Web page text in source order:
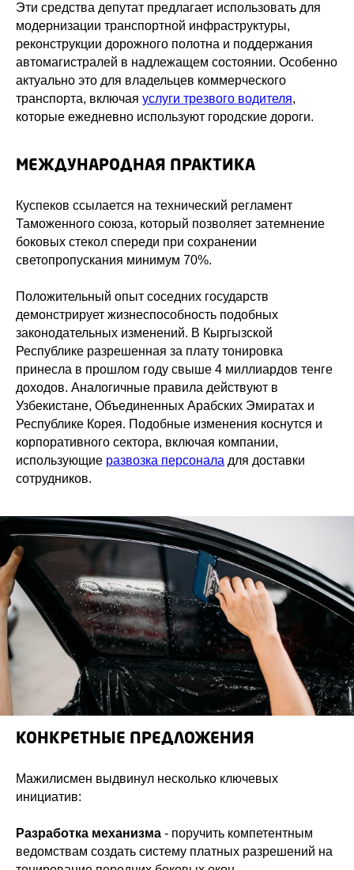
Эти средства депутат предлагает использовать для
модернизации транспортной инфраструктуры,
реконструкции дорожного полотна и поддержания
автомагистралей в надлежащем состоянии. Особенно
актуально это для владельцев коммерческого
транспорта, включая услуги трезвого водителя,
которые ежедневно используют городские дороги.
МЕЖДУНАРОДНАЯ ПРАКТИКА
Куспеков ссылается на технический регламент
Таможенного союза, который позволяет затемнение
боковых стекол спереди при сохранении
светопропускания минимум 70%.
Положительный опыт соседних государств
демонстрирует жизнеспособность подобных
законодательных изменений. В Кыргызской
Республике разрешенная за плату тонировка
принесла в прошлом году свыше 4 миллиардов тенге
доходов. Аналогичные правила действуют в
Узбекистане, Объединенных Арабских Эмиратах и
Республике Корея. Подобные изменения коснутся и
корпоративного сектора, включая компании,
использующие развозка персонала для доставки
сотрудников.
КОНКРЕТНЫЕ ПРЕДЛОЖЕНИЯ
Мажилисмен выдвинул несколько ключевых
инициатив:
Разработка механизма - поручить компетентным
ведомствам создать систему платных разрешений на